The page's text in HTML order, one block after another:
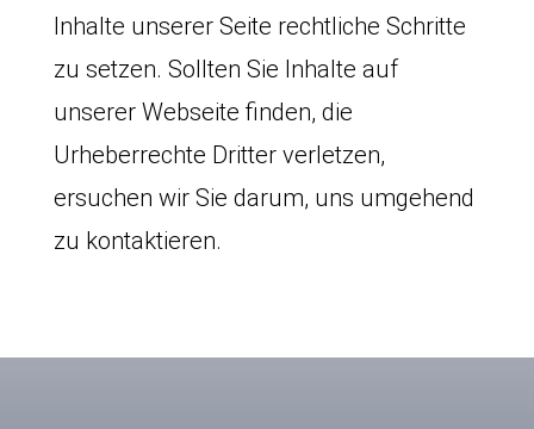
Inhalte unserer Seite rechtliche Schritte
zu setzen. Sollten Sie Inhalte auf
unserer Webseite finden, die
Urheberrechte Dritter verletzen,
ersuchen wir Sie darum, uns umgehend
zu kontaktieren.